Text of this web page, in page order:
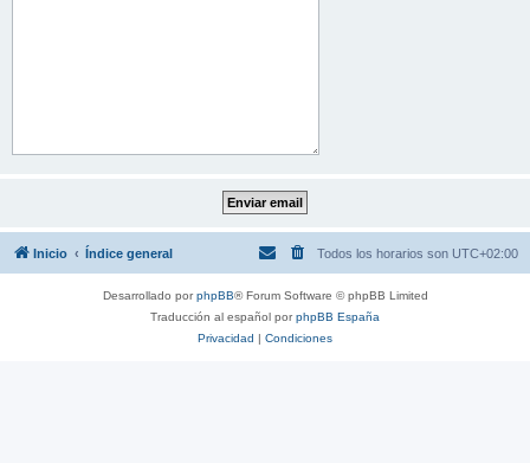
Inicio Índice general Todos los horarios son UTC+02:00
Desarrollado porphpBB® Forum Software © phpBB Limited
Traducción al español porphpBB España
Privacidad | Condiciones